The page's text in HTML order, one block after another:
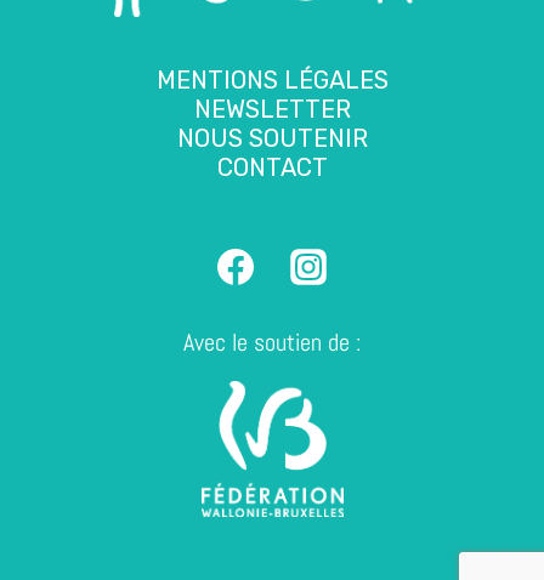
MENTIONS LÉGALES
NEWSLETTER
NOUS SOUTENIR
CONTACT
Avec le soutien de :